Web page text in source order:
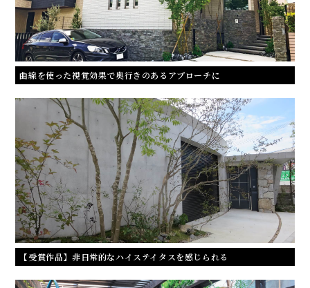
曲線を使った視覚効果で奥行きのあるアプローチに
【受賞作品】非日常的なハイステイタスを感じられる